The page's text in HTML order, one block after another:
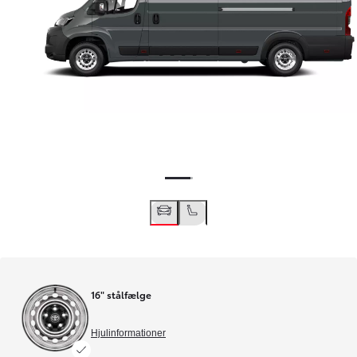
16" stålfælge
Hjulinformationer